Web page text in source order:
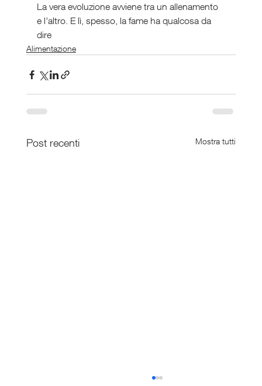
La vera evoluzione avviene tra un allenamento
e l’altro. E lì, spesso, la fame ha qualcosa da
dire
Alimentazione
Post recenti Mostra tutti